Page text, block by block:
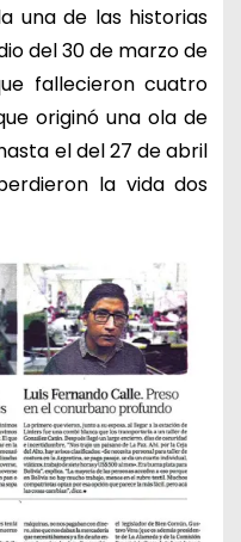
una de las historias
del 30 de marzo de
fallecieron cuatro
originó una ola de
el del 27 de abril
la vida dos